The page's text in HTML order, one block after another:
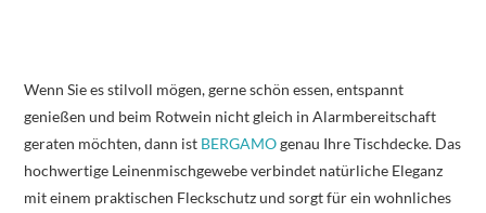
Wenn Sie es stilvoll mögen, gerne schön essen, entspannt
genießen und beim Rotwein nicht gleich in Alarmbereitschaft
geraten möchten, dann ist BERGAMOgenau Ihre Tischdecke. Das
hochwertige Leinenmischgewebe verbindet natürliche Eleganz
mit einem praktischen Fleckschutz und sorgt für ein wohnliches